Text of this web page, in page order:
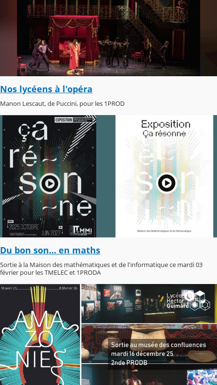
Nos lycéens à l'opéra
Manon Lescaut, de Puccini, pour les 1PROD
Du bon son... en maths
Sortie à la Maison des mathématiques et de l'informatique ce mardi 03
février pour les TMELEC et 1PRODA